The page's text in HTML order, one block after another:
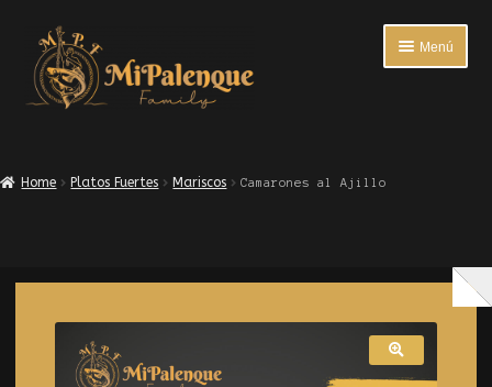
Menú
ACOMPAÑANTES
Home Platos Fuertes Mariscos Camarones al Ajillo